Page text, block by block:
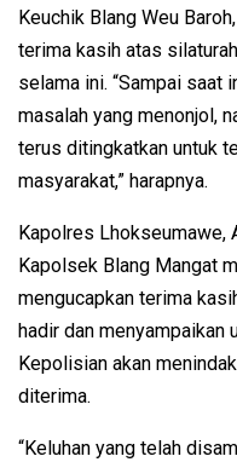
Keuchik Blang Weu
terima kasih atas
selama ini. “Sampai saat
masalah yang menonjol,
terus ditingkatkan untuk
masyarakat,” harapnya.
Kapolres Lhokseumawe,
Kapolsek Blang Mangat
mengucapkan terima
hadir dan menyampaikan
Kepolisian akan
diterima.
“Keluhan yang telah